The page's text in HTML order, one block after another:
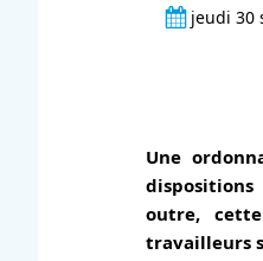
jeudi 30
Une
outre,
travailleurs